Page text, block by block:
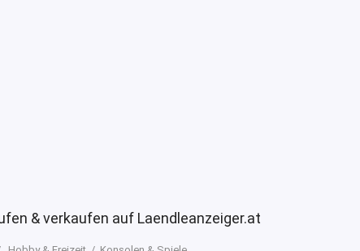
& verkaufen auf Laendleanzeiger.at